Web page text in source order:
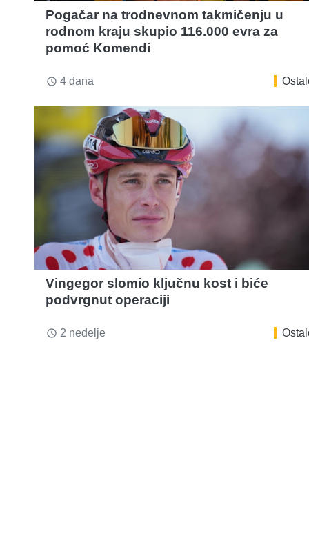
Pogačar na trodnevnom takmičenju u
rodnom kraju skupio 116.000 evra za
pomoć Komendi
access_time 4 dana
Vingegor slomio ključnu kost i biće
podvrgnut operaciji
access_time 2 nedelje